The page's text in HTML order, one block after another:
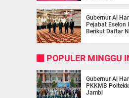
Gubernur Al
Pejabat Eselon
Berikut Daftar
POPULER MINGGU
Gubernur Al
PKKMB
Jambi